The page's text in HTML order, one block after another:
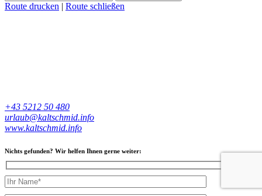
Route drucken | Route schließen
+43 5212 50 480
urlaub@kaltschmid.info
www.kaltschmid.info
Nichts gefunden? Wir helfen Ihnen gerne weiter: